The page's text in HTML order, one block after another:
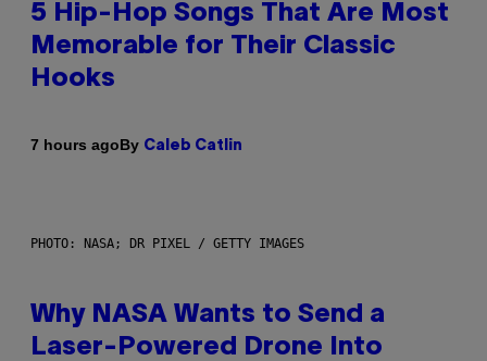
5 Hip-Hop Songs That Are Most
Memorable for Their Classic
Hooks
7 hours agoBy Caleb Catlin
PHOTO: NASA; DR PIXEL / GETTY IMAGES
Why NASA Wants to Send a
Laser-Powered Drone Into